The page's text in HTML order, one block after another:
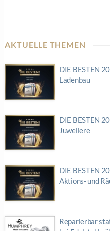
AKTUELLE THEMEN
DIE BESTEN
Ladenbau
DIE BESTEN
Juweliere
DIE BESTEN
Aktions- und
Reparierbar